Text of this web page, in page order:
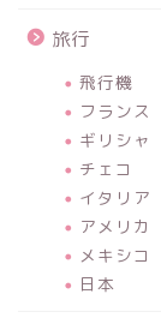
旅行
飛行機
フランス
ギリシャ
チェコ
イタリア
アメリカ
メキシコ
日本